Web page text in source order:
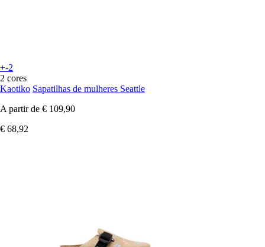
+-2
2 cores
Kaotiko Sapatilhas de mulheres Seattle
A partir de € 109,90
€ 68,92